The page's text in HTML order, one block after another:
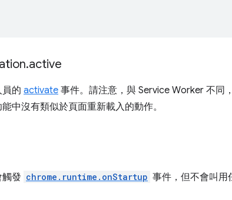
.active
的 activate 事件。請注意，與 Service Worker 不同
中沒有類似於頁面重新載入的動作。
發 chrome.runtime.onStartup 事件，但不會叫用